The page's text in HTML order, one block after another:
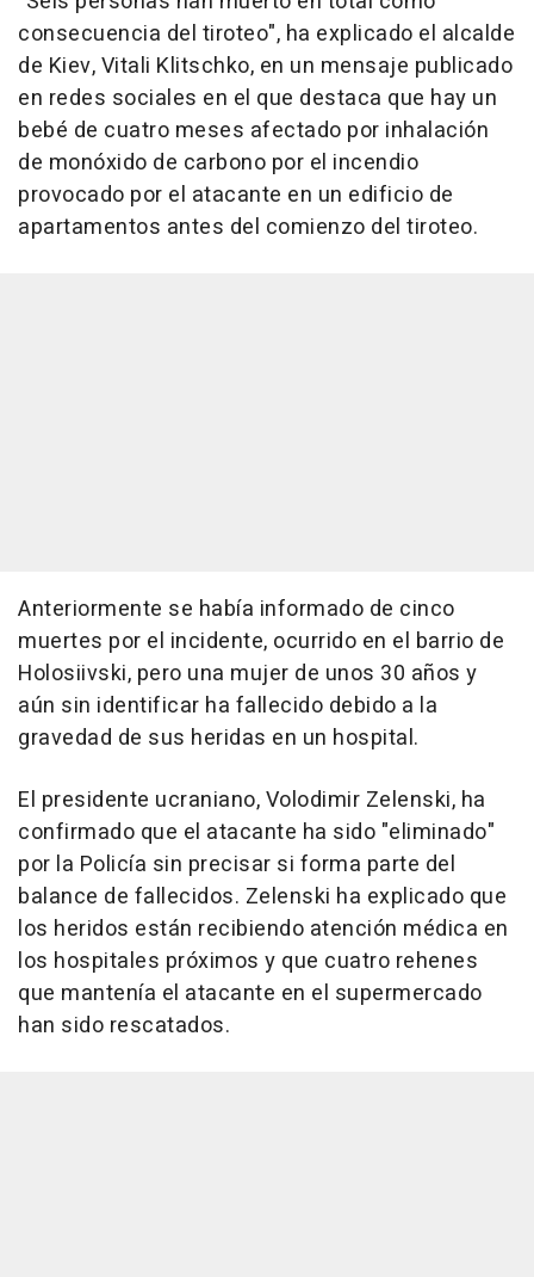
consecuencia del tiroteo", ha explicado el alcalde
de Kiev, Vitali Klitschko, en un mensaje publicado
en redes sociales en el que destaca que hay un
bebé de cuatro meses afectado por inhalación
de monóxido de carbono por el incendio
provocado por el atacante en un edificio de
apartamentos antes del comienzo del tiroteo.
Anteriormente se había informado de cinco
muertes por el incidente, ocurrido en el barrio de
Holosiivski, pero una mujer de unos 30 años y
aún sin identificar ha fallecido debido a la
gravedad de sus heridas en un hospital.
El presidente ucraniano, Volodimir Zelenski, ha
confirmado que el atacante ha sido "eliminado"
por la Policía sin precisar si forma parte del
balance de fallecidos. Zelenski ha explicado que
los heridos están recibiendo atención médica en
los hospitales próximos y que cuatro rehenes
que mantenía el atacante en el supermercado
han sido rescatados.